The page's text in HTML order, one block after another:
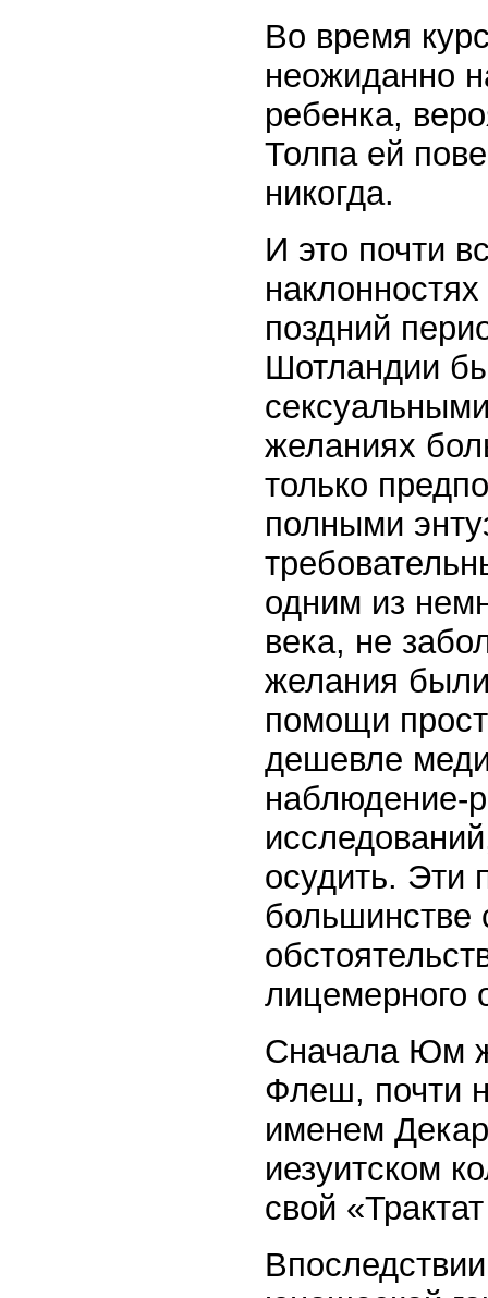
Во время
неожиданно
ребенка,
Толпа ей
никогда.
И это почти
поздний
Шотландии
желаниях
только
полными
одним из
века, не
желания
помощи
дешевле
наблюдение-
осудить.
большинстве
лицемерного
Сначала Юм
Флеш, почти
именем
иезуитском
свой